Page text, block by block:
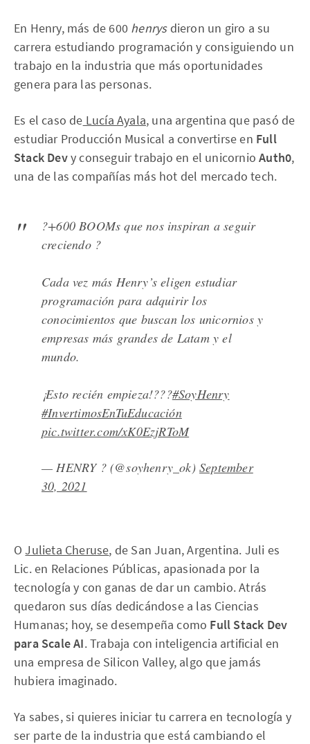
En Henry, más de 600 henrysdieron un giro a su
carrera estudiando programación y consiguiendo un
trabajo en la industria que más oportunidades
genera para las personas.
Es el caso de Lucía Ayala, una argentina que pasó de
estudiar Producción Musical a convertirse en Full
Stack Devy conseguir trabajo en el unicornioAuth0,
una de las compañías más hot del mercado tech.
?+600 BOOMs que nos inspiran a seguir
creciendo ?
Cada vez más Henry’s eligen estudiar
programación para adquirir los
conocimientos que buscan los unicornios y
empresas más grandes de Latam y el
mundo.
¡Esto recién empieza!???#SoyHenry
#InvertimosEnTuEducación
pic.twitter.com/xK0EzjRToM
— HENRY ? (@soyhenry_ok) September
30, 2021
OJulieta Cheruse, de San Juan, Argentina. Juli es
Lic. en Relaciones Públicas, apasionada por la
tecnología y con ganas de dar un cambio. Atrás
quedaron sus días dedicándose a las Ciencias
Humanas; hoy, se desempeña como Full Stack Dev
para Scale AI. Trabaja con inteligencia artificial en
una empresa de Silicon Valley, algo que jamás
hubiera imaginado.
Ya sabes, si quieres iniciar tu carrera en tecnología y
ser parte de la industria que está cambiando el